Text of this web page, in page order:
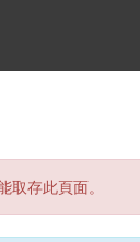
取存此頁面。